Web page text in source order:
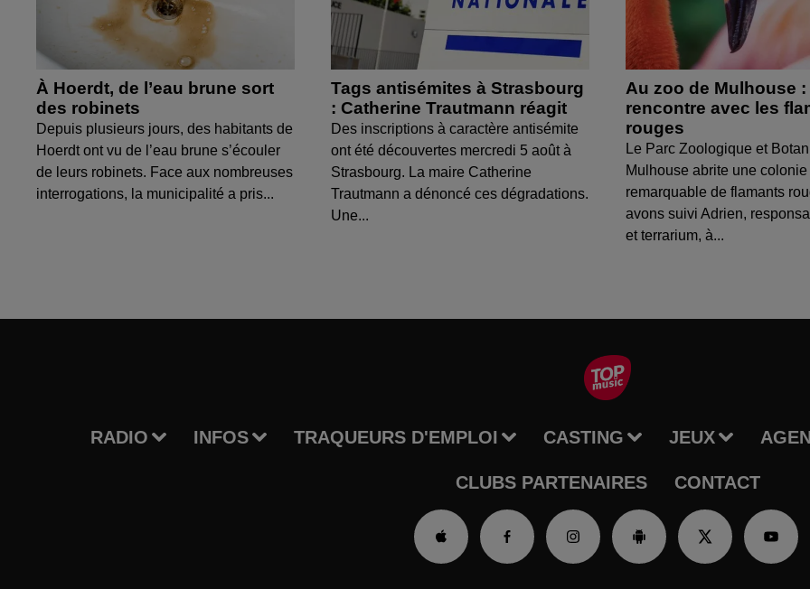
À Hoerdt, de l’eau brune sort
des robinets
Depuis plusieurs jours, des habitants de
Hoerdt ont vu de l’eau brune s’écouler
de leurs robinets. Face aux nombreuses
interrogations, la municipalité a pris...
Tags antisémites à Strasbourg
: Catherine Trautmann réagit
Des inscriptions à caractère antisémite
ont été découvertes mercredi 5 août à
Strasbourg. La maire Catherine
Trautmann a dénoncé ces dégradations.
Une...
Au zoo de Mulhouse :
rencontre avec les
rouges
Le Parc Zoologique et
Mulhouse abrite une colonie
remarquable de flamants
avons suivi Adrien,
et terrarium, à...
RADIO INFOS TRAQUEURS D'EMPLOI CASTING JEUX
CLUBS PARTENAIRES CONTACT